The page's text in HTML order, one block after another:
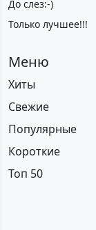
До слез:-)
Только лучшее!!!
Меню
Хиты
Свежие
Популярные
Короткие
Топ 50